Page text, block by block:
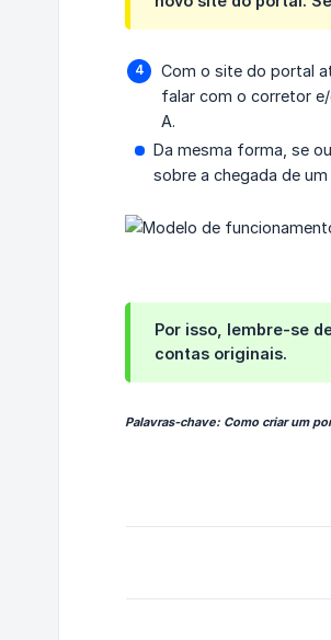
Com o site do portal
falar com o corretor
A.
Da mesma forma, se
sobre a chegada de um
Por isso, lembre-se
contas originais.
Palavras-chave: Como criar um